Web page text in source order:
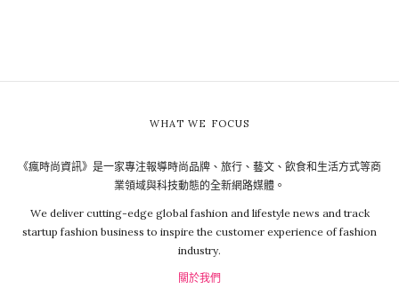
WHAT WE FOCUS
《瘋時尚資訊》是一家專注報導時尚品牌、旅行、藝文、飲食和生活方式等商
業領域與科技動態的全新網路媒體。
We deliver cutting-edge global fashion and lifestyle news and track
startup fashion business to inspire the customer experience of fashion
industry.
關於我們